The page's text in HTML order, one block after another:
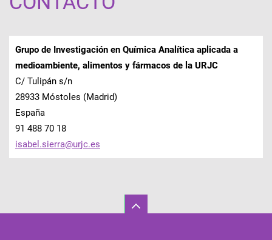
Grupo de Investigación en Química Analítica aplicada a
medioambiente, alimentos y fármacos de la URJC
C/ Tulipán s/n
28933 Móstoles (Madrid)
España
91 488 70 18
isabel.sierra@urjc.es